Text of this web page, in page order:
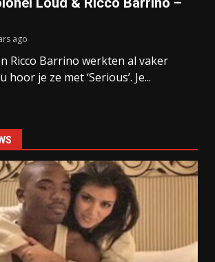
ago
Ricco Barrino werkten al vaker
je ze met ‘Serious’. Je...